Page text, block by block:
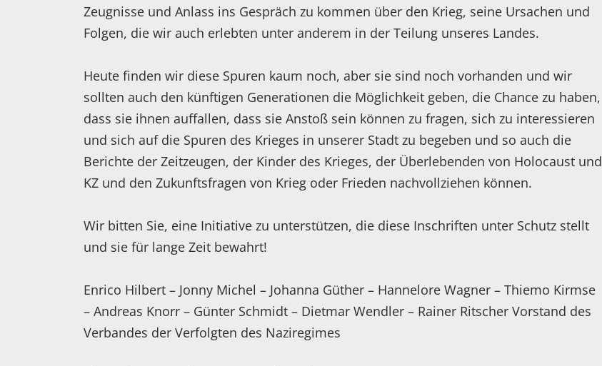
Zeugnisse und Anlass ins Gespräch zu kommen über den Krieg, seine Ursachen und
Folgen, die wir auch erlebten unter anderem in der Teilung unseres Landes.
Heute finden wir diese Spuren kaum noch, aber sie sind noch vorhanden und wir
sollten auch den künftigen Generationen die Möglichkeit geben, die Chance zu haben,
dass sie ihnen auffallen, dass sie Anstoß sein können zu fragen, sich zu interessieren
und sich auf die Spuren des Krieges in unserer Stadt zu begeben und so auch die
Berichte der Zeitzeugen, der Kinder des Krieges, der Überlebenden von Holocaust und
KZ und den Zukunftsfragen von Krieg oder Frieden nachvollziehen können.
Wir bitten Sie, eine Initiative zu unterstützen, die diese Inschriften unter Schutz stellt
und sie für lange Zeit bewahrt!
Enrico Hilbert – Jonny Michel – Johanna Güther – Hannelore Wagner – Thiemo Kirmse
– Andreas Knorr – Günter Schmidt – Dietmar Wendler – Rainer Ritscher Vorstand des
Verbandes der Verfolgten des Naziregimes